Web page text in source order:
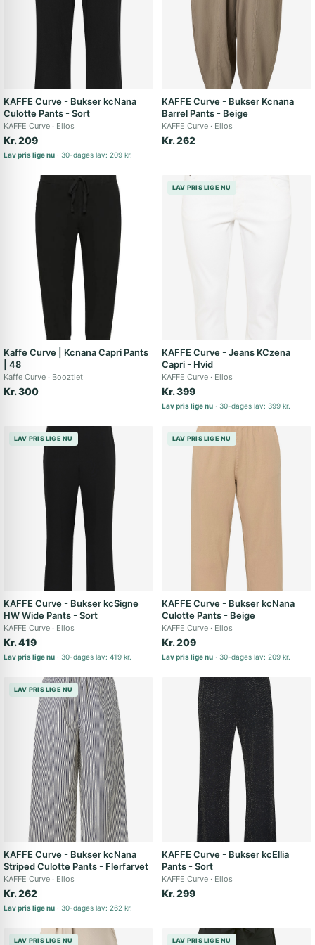
KAFFE Curve - Bukser kcNana
Culotte Pants - Sort
KAFFE Curve Ellos
Kr. 209
Lav pris lige nu 30-dages lav: 209 kr.
KAFFE Curve - Bukser Kcnana
Barrel Pants - Beige
KAFFE Curve Ellos
Kr. 262
Kaffe Curve | Kcnana Capri Pants
| 48
Kaffe Curve Booztlet
Kr. 300
LAV PRIS LIGE NU
KAFFE Curve - Jeans KCzena
Capri - Hvid
KAFFE Curve Ellos
Kr. 399
Lav pris lige nu 30-dages lav: 399 kr.
LAV PRIS LIGE NU
KAFFE Curve - Bukser kcSigne
HW Wide Pants - Sort
KAFFE Curve Ellos
Kr. 419
Lav pris lige nu 30-dages lav: 419 kr.
LAV PRIS LIGE NU
KAFFE Curve - Bukser kcNana
Culotte Pants - Beige
KAFFE Curve Ellos
Kr. 209
Lav pris lige nu 30-dages lav: 209 kr.
LAV PRIS LIGE NU
KAFFE Curve - Bukser kcNana
Striped Culotte Pants - Flerfarvet
KAFFE Curve Ellos
Kr. 262
Lav pris lige nu 30-dages lav: 262 kr.
KAFFE Curve - Bukser kcEllia
Pants - Sort
KAFFE Curve Ellos
Kr. 299
LAV PRIS LIGE NU LAV PRIS LIGE NU